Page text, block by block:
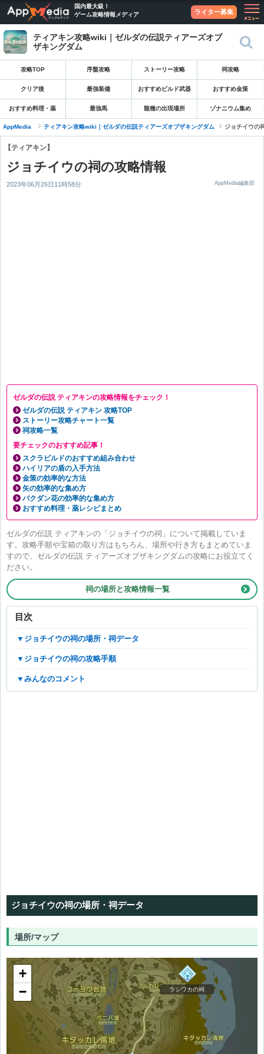
国内最大級！
ゲーム攻略情報メディア
ライター募集
ティアキン攻略wiki｜ゼルダの伝説ティアーズオブ
ザキングダム
攻略TOP 序盤攻略 ストーリー攻略 祠攻略
クリア後 最強装備 おすすめビルド武器 おすすめ金策
おすすめ料理・薬 最強馬 龍種の出現場所 ゾナニウム集め
AppMedia ティアキン攻略wiki｜ゼルダの伝説ティアーズオブザキングダム ジョチイウの
【ティアキン】
ジョチイウの祠の攻略情報
2023年06月26日11時58分 AppMedia編集部
ゼルダの伝説 ティアキンの攻略情報をチェック！
ゼルダの伝説 ティアキン 攻略TOP
ストーリー攻略チャート一覧
祠攻略一覧
要チェックのおすすめ記事！
スクラビルドのおすすめ組み合わせ
ハイリアの盾の入手方法
金策の効率的な方法
矢の効率的な集め方
バクダン花の効率的な集め方
おすすめ料理・薬レシピまとめ
ゼルダの伝説 ティアキンの「ジョチイウの祠」について掲載していま
す。攻略手順や宝箱の取り方はもちろん、場所や行き方もまとめていま
すので、ゼルダの伝説 ティアーズオブザキングダムの攻略にお役立てく
ださい。
祠の場所と攻略情報一覧
目次
▼ジョチイウの祠の場所・祠データ
▼ジョチイウの祠の攻略手順
▼みんなのコメント
ジョチイウの祠の場所・祠データ
場所/マップ
ラシワカの祠
+
−